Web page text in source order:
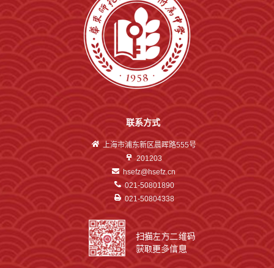
联系方式
上海市浦东新区晨晖路555号
201203
hsefz@hsefz.cn
021-50801890
021-50804338